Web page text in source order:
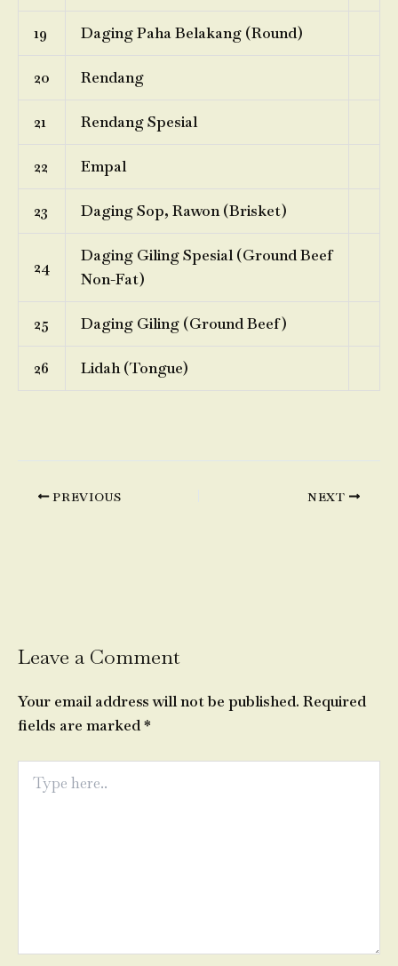
19 Daging Paha Belakang (Round)
20 Rendang
21 Rendang Spesial
22 Empal
23 Daging Sop, Rawon (Brisket)
24
Daging Giling Spesial (Ground Beef
Non-Fat)
25 Daging Giling (Ground Beef)
26 Lidah (Tongue)
PREVIOUS NEXT
Leave a Comment
Your email address will not be published. Required
fields are marked*
here..